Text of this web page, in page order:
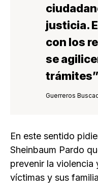
justicia.
con los
se
trámites”
Guerreros
En este sentido
Sheinbaum Pardo
prevenir la violencia
víctimas y sus